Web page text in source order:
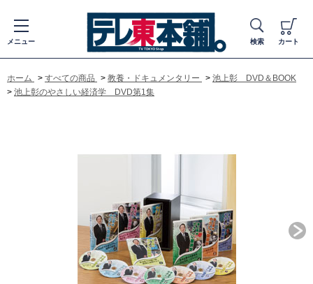
メニュー 検索 カート
ホーム > すべての商品 > 教養・ドキュメンタリー > 池上彰 DVD＆BOOK
> 池上彰のやさしい経済学 DVD第1集